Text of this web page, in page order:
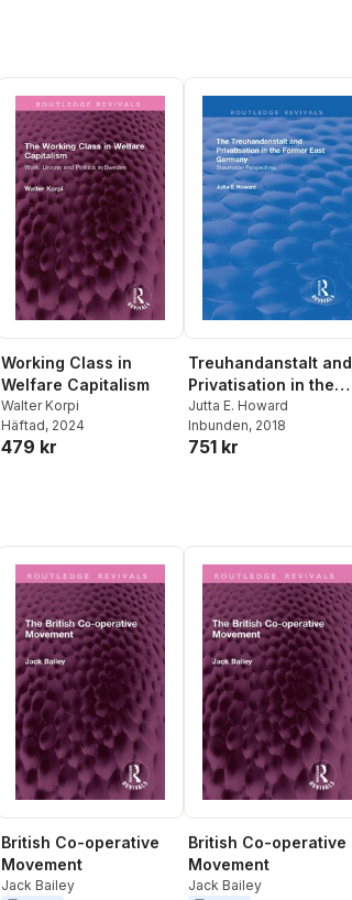
Working Class in
Welfare Capitalism
Walter Korpi
Häftad, 2024
479 kr
Treuhandanstalt and
Privatisation in the
Former East Germany
Jutta E. Howard
Inbunden, 2018
751 kr
British Co-operative
Movement
Jack Bailey
British Co-operative
Movement
Jack Bailey